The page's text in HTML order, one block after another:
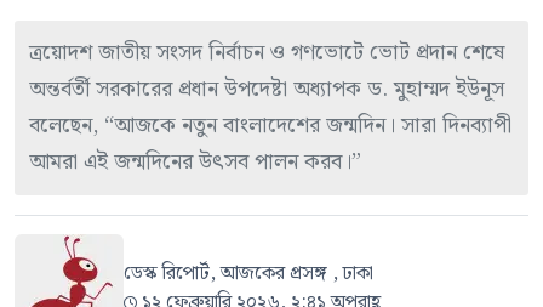
ত্রয়োদশ জাতীয় সংসদ নির্বাচন ও গণভোটে ভোট প্রদান শেষে
অন্তর্বর্তী সরকারের প্রধান উপদেষ্টা অধ্যাপক ড. মুহাম্মদ ইউনূস
বলেছেন, “আজকে নতুন বাংলাদেশের জন্মদিন। সারা দিনব্যাপী
আমরা এই জন্মদিনের উৎসব পালন করব।”
ডেস্ক রিপোর্ট, আজকের প্রসঙ্গ , ঢাকা